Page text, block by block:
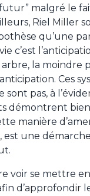
futur” malgré le
Riel Miller
qu’une
c’est
la moindre
Ces
sont pas, à
démontrent
manière
est une
voir se mettre
d’approfondir